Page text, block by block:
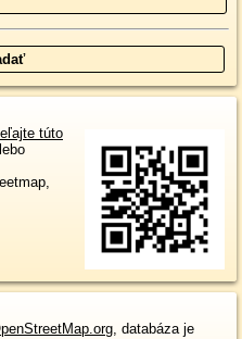
túto
, databáza je